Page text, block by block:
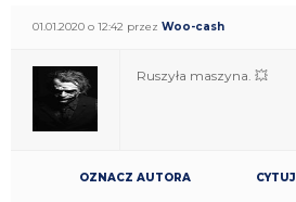
01.01.2020 o 12:42 przez Woo-cash
Ruszyła maszyna. 💥
OZNACZ AUTORA CYTUJ